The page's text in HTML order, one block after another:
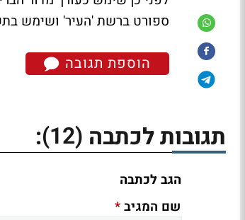
ספורט ברשת 'העיר' ושימש
הוספת תגובה
תגובות לכתבה (12)
:
הגב לכתבה
שם המגיב*